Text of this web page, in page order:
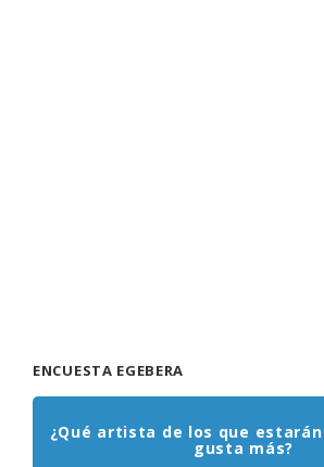
ENCUESTA EGEBERA
¿Qué artista de los que
gusta más?